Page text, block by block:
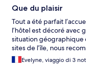
Que du plaisir
Tout a été parfait
l’hôtel est décoré avec
situation géographique
sites de l’île, nous
Evelyne, viaggio di 3